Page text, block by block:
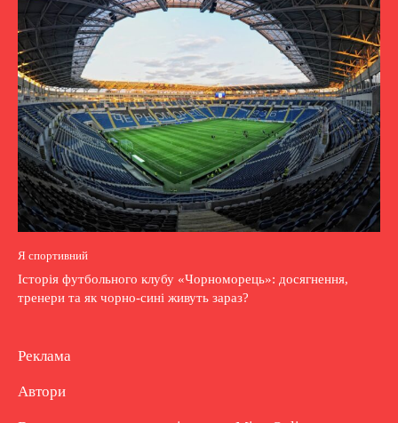
Я спортивний
Історія футбольного клубу «Чорноморець»: досягнення,
тренери та як чорно-сині живуть зараз?
Реклама
Автори